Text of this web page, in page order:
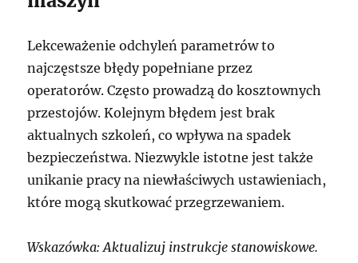
Lekceważenie odchyleń parametrów to
najczęstsze błędy popełniane przez
operatorów. Często prowadzą do kosztownych
przestojów. Kolejnym błędem jest brak
aktualnych szkoleń, co wpływa na spadek
bezpieczeństwa. Niezwykle istotne jest także
unikanie pracy na niewłaściwych ustawieniach,
które mogą skutkować przegrzewaniem.
Wskazówka: Aktualizuj instrukcje stanowiskowe.